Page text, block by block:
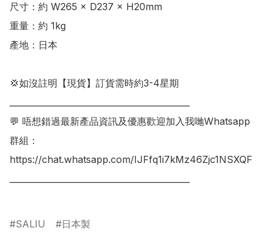
尺寸：約 W265 × D237 × H20mm
重量：約 1kg
產地：日本
💢如沒註明【現貨】訂貨需時約3-4星期
💬 唔想錯過最新產品資訊及優惠歡迎加入我哋Whatsapp
群組：
https://chat.whatsapp.com/IJFfq1i7kMz46Zjc1NSXQF
SALIU 日本製